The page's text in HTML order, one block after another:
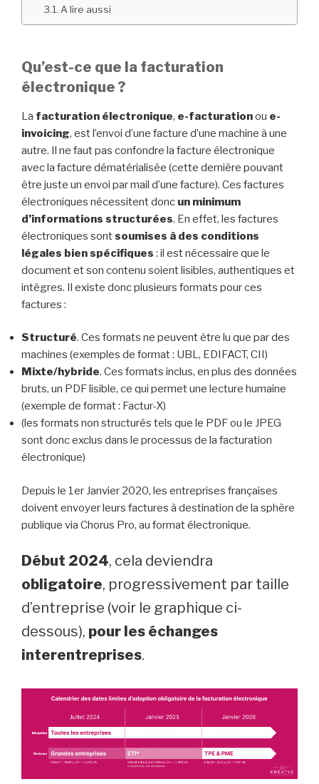
A lire aussi
Qu’est-ce que la facturation
électronique ?
La facturation électronique, e-facturationou e-
invoicing, est l’envoi d’une facture d’une machine à une
autre. Il ne faut pas confondre la facture électronique
avec la facture dématérialisée (cette dernière pouvant
être juste un envoi par mail d’une facture). Ces factures
électroniques nécessitent donc un minimum
d’informations structurées. En effet, les factures
électroniques sontsoumises à des conditions
légales bien spécifiques : il est nécessaire que le
document et son contenu soient lisibles, authentiques et
intègres. Il existe donc plusieurs formats pour ces
factures :
Structuré. Ces formats ne peuvent être lu que par des
machines (exemples de format : UBL, EDIFACT, CII)
Mixte/hybride. Ces formats inclus, en plus des données
bruts, un PDF lisible, ce qui permet une lecture humaine
(exemple de format : Factur-X)
(les formats non structurés tels que le PDF ou le JPEG
sont donc exclus dans le processus de la facturation
électronique)
Depuis le 1er Janvier 2020, les entreprises françaises
doivent envoyer leurs factures à destination de la sphère
publique via Chorus Pro, au format électronique.
Début 2024, cela deviendra
obligatoire, progressivement par taille
d’entreprise (voir le graphique ci-
dessous), pour les échanges
interentreprises.